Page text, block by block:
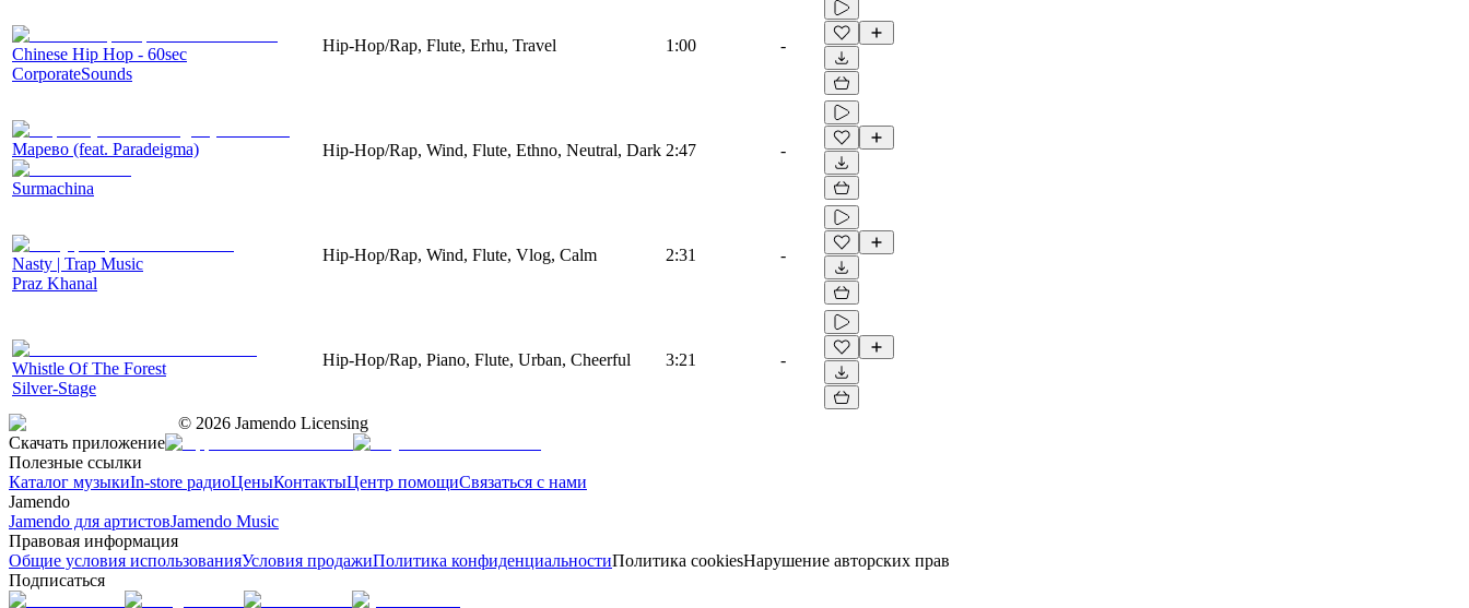
Chinese Hip Hop - 60sec
CorporateSounds
Hip-Hop/Rap, Flute, Erhu, Travel 1:00 -
Марево (feat. Paradeigma)
Surmachina
Hip-Hop/Rap, Wind, Flute, Ethno, Neutral, Dark 2:47 -
Nasty | Trap Music
Praz Khanal
Hip-Hop/Rap, Wind, Flute, Vlog, Calm 2:31 -
Whistle Of The Forest
Silver-Stage
Hip-Hop/Rap, Piano, Flute, Urban, Cheerful 3:21 -
© 2026 Jamendo Licensing
Скачать приложение
Полезные ссылки
Каталог музыкиIn-store радиоЦеныКонтактыЦентр помощиСвязаться с нами
Jamendo
Jamendo для артистовJamendo Music
Правовая информация
Общие условия использованияУсловия продажиПолитика конфиденциальностиПолитика cookiesНарушение авторских прав
Подписаться